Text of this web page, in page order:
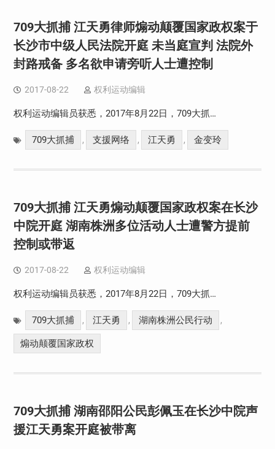
709大抓捕 江天勇律师煽动颠覆国家政权案于
长沙市中级人民法院开庭 未当庭宣判 法院外
封路戒备 多名欲申请旁听人士遭控制
2017-08-22 权利运动编辑
权利运动编辑员获悉，2017年8月22日，709大抓…
709大抓捕 , 支援网络 , 江天勇 , 金变玲
709大抓捕 江天勇煽动颠覆国家政权案在长沙
中院开庭 湖南株洲多位活动人士遭警方提前
控制或带返
2017-08-22 权利运动编辑
权利运动编辑员获悉，2017年8月22日，709大抓…
709大抓捕 , 江天勇 , 湖南株洲公民行动 ,
煽动颠覆国家政权
709大抓捕 湖南邵阳公民彭佩玉在长沙中院声
援江天勇案开庭被带离